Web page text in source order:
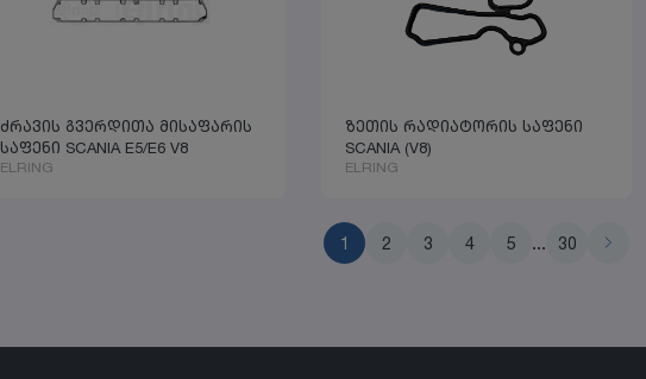
ძრავის გვერდითა მისაფარის
საფენი SCANIA E5/E6 V8
ELRING
ზეთის რადიატორის საფენი
SCANIA (V8)
ELRING
1 2 3 4 5 ... 30